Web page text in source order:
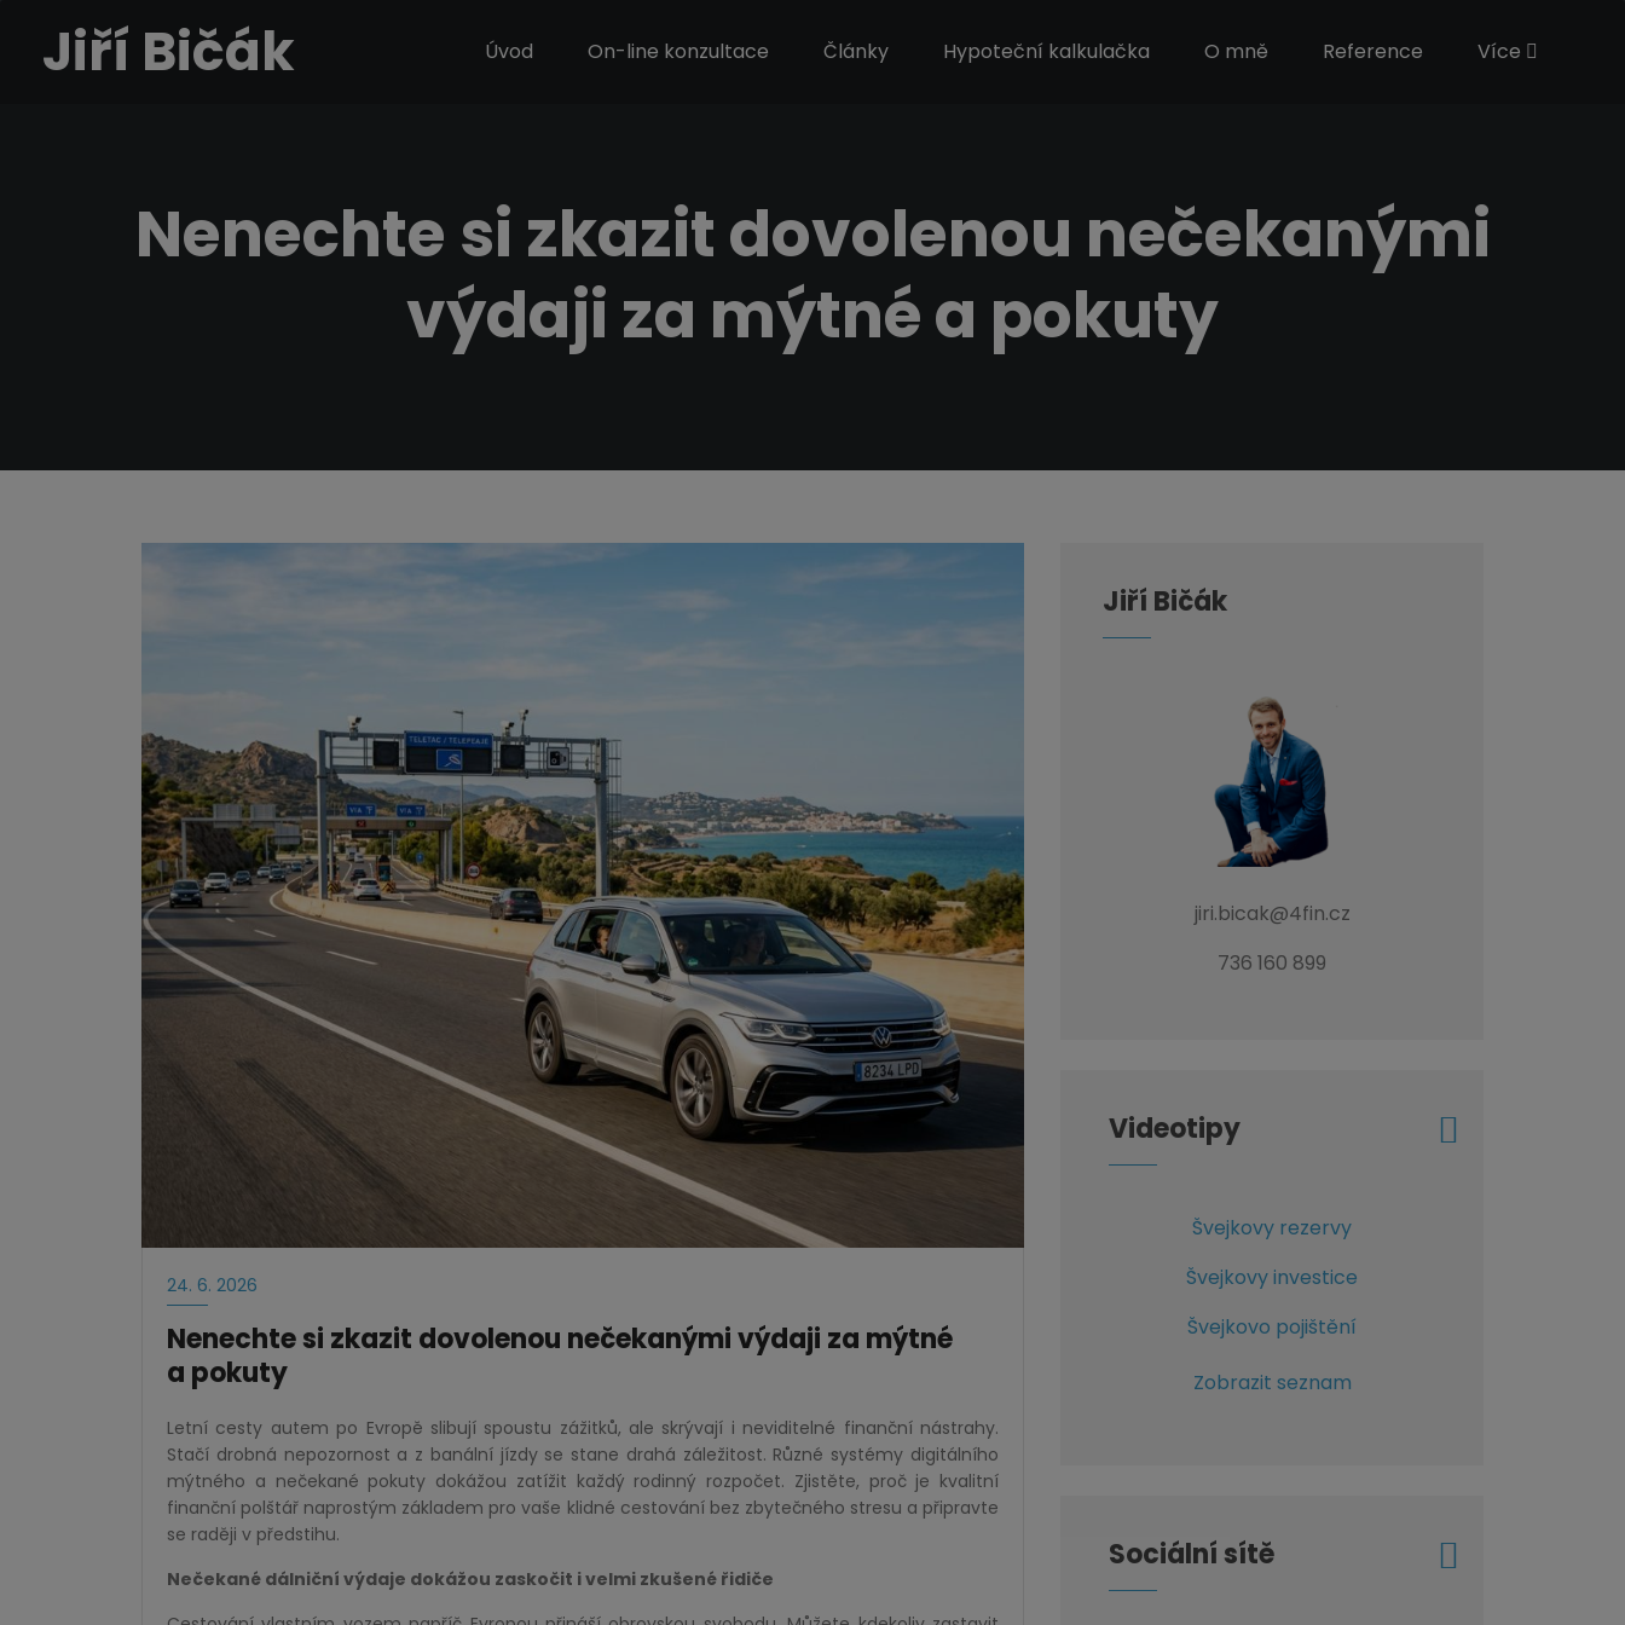
Jiří Bičák Úvod On-line konzultace Články Hypoteční kalkulačka O mně Reference Více
Nenechte si zkazit dovolenou nečekanými
výdaji za mýtné a pokuty
24. 6. 2026
Nenechte si zkazit dovolenou nečekanými výdaji za mýtné
a pokuty
Letní cesty autem po Evropě slibují spoustu zážitků, ale skrývají i neviditelné finanční nástrahy.
Stačí drobná nepozornost a z banální jízdy se stane drahá záležitost. Různé systémy digitálního
mýtného a nečekané pokuty dokážou zatížit každý rodinný rozpočet. Zjistěte, proč je kvalitní
finanční polštář naprostým základem pro vaše klidné cestování bez zbytečného stresu a připravte
se raději v předstihu.
Nečekané dálniční výdaje dokážou zaskočit i velmi zkušené řidiče
Jiří Bičák
jiri.bicak@4fin.cz
736 160 899
Videotipy
Švejkovy rezervy
Švejkovy investice
Švejkovo pojištění
Zobrazit seznam
Sociální sítě